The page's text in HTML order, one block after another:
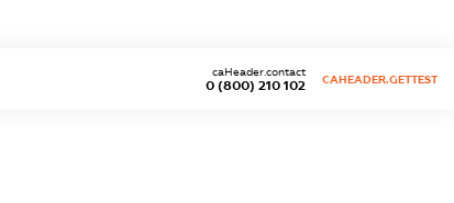
0 (800) 210 102
caHeader.contact
CAHEADER.GETTEST